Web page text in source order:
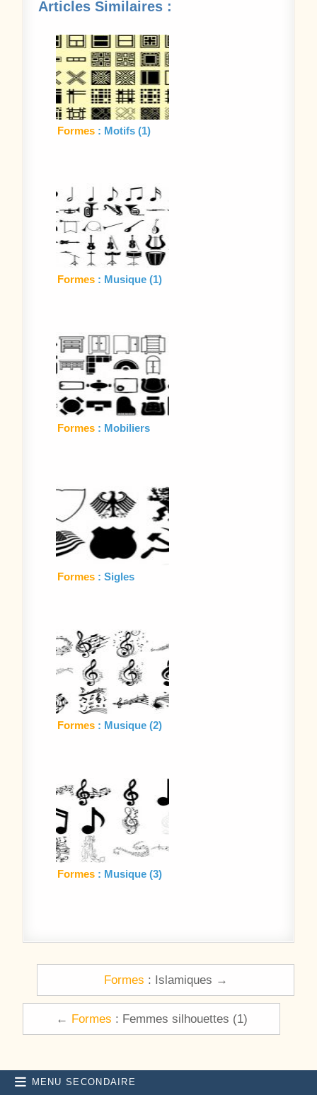
Articles Similaires :
Formes : Motifs (1)
Formes : Musique (1)
Formes : Mobiliers
Formes : Sigles
Formes : Musique (2)
Formes : Musique (3)
Navigation de l’article
Formes : Islamiques →
← Formes : Femmes silhouettes (1)
MENU SECONDAIRE